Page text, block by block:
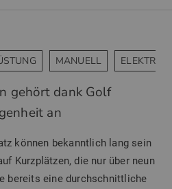
MANUELL ELEKTRO
gehört dank Golf
an
können bekanntlich lang sein
Kurzplätzen, die nur über neun
bereits eine durchschnittliche